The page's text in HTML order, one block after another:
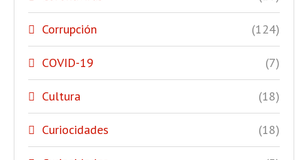
Corrupción (124)
COVID-19 (7)
Cultura (18)
Curiocidades (18)